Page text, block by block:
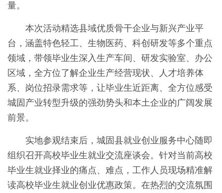
量。
本次活动精选县域优质骨干企业与新兴产业平
台，涵盖特色轻工、生物医药、科创研发等多个重点
领域，带领毕业生深入生产车间、研发实验室、办公
区域，全方位了解企业生产经营现状、人才培养体
系、岗位招录需求等，让毕业生近距离、全方位感受
城固产业转型升级的强劲势头和本土企业的广阔发展
前景。
实地参观结束后，城固县就业创业服务中心随即
组织召开高校毕业生就业交流座谈会。针对当前高校
毕业生就业择业的痛点、难点，工作人员现场精准解
读高校毕业生就业创业优惠政策。在热烈的交流氛围